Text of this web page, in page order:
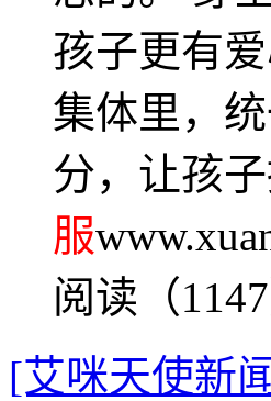
孩子更有
集体里，
分，让孩
服
阅读（1147
[艾咪天使新